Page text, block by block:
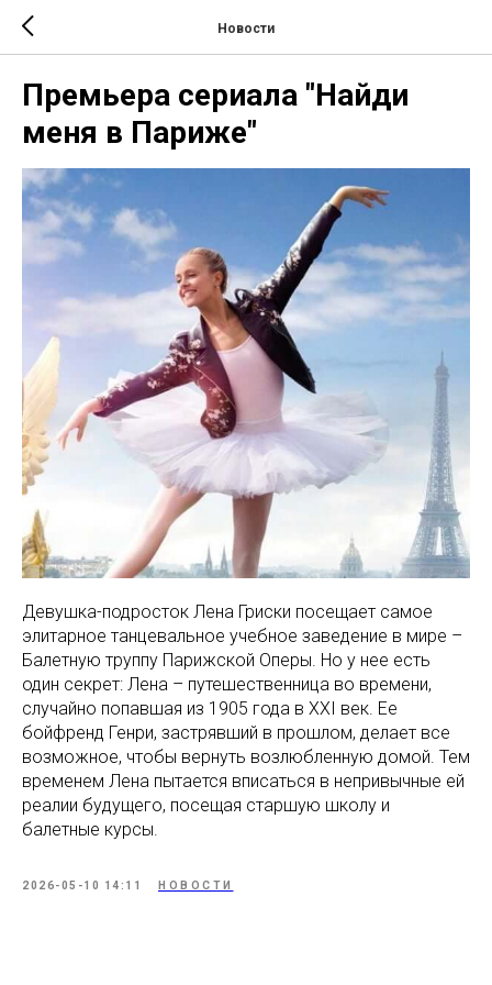
Новости
Премьера сериала "Найди
меня в Париже"
Девушка-подросток Лена Гриски посещает самое
элитарное танцевальное учебное заведение в мире –
Балетную труппу Парижской Оперы. Но у нее есть
один секрет: Лена – путешественница во времени,
случайно попавшая из 1905 года в XXI век. Ее
бойфренд Генри, застрявший в прошлом, делает все
возможное, чтобы вернуть возлюбленную домой. Тем
временем Лена пытается вписаться в непривычные ей
реалии будущего, посещая старшую школу и
балетные курсы.
2026-05-10 14:11 НОВОСТИ